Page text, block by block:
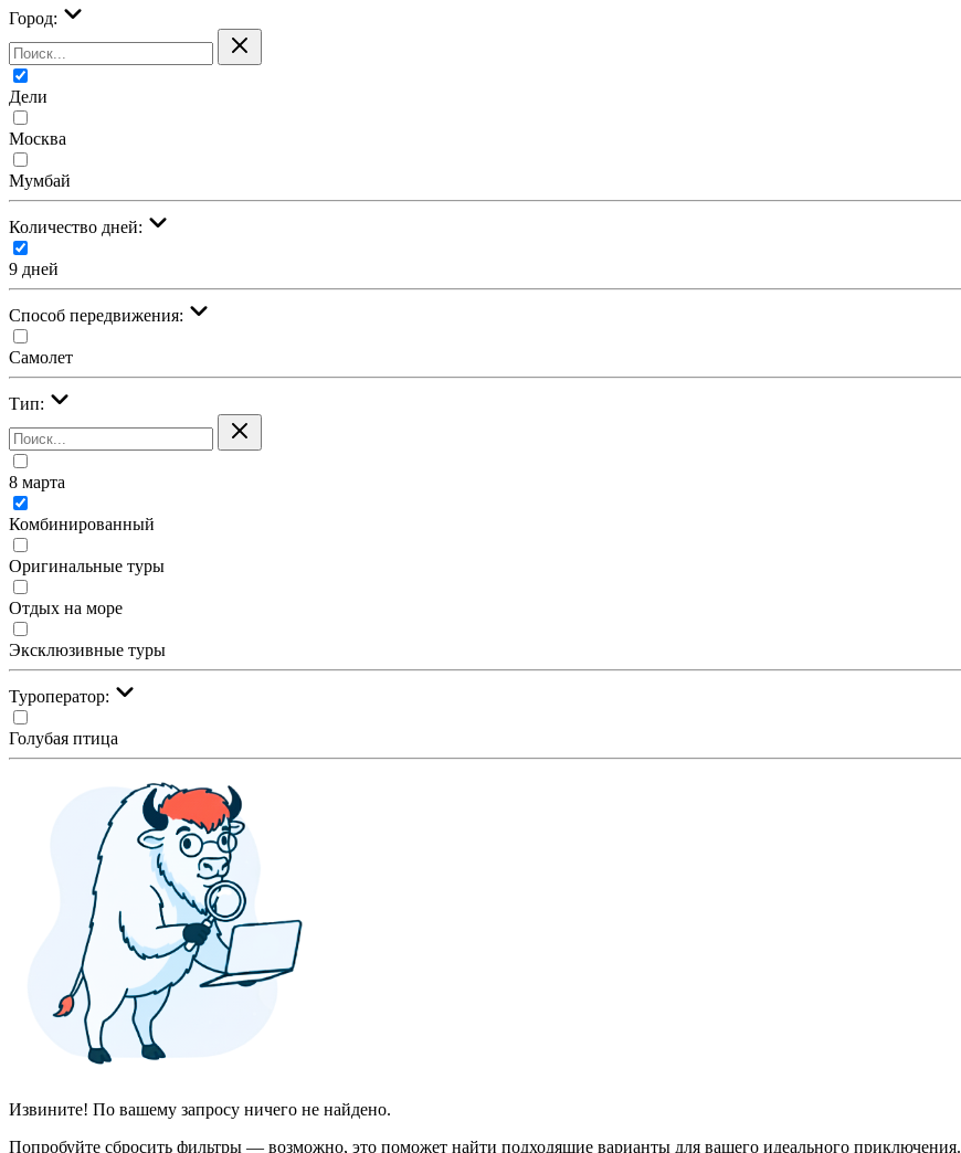
Город:
Дели
Москва
Мумбай
Количество дней:
9 дней
Cпособ передвижения:
Самолет
Тип:
8 марта
Комбинированный
Оригинальные туры
Отдых на море
Эксклюзивные туры
Туроператор:
Голубая птица
Извините! По вашему запросу ничего не найдено.
Попробуйте сбросить фильтры — возможно, это поможет найти подходящие варианты для вашего идеального приключения.